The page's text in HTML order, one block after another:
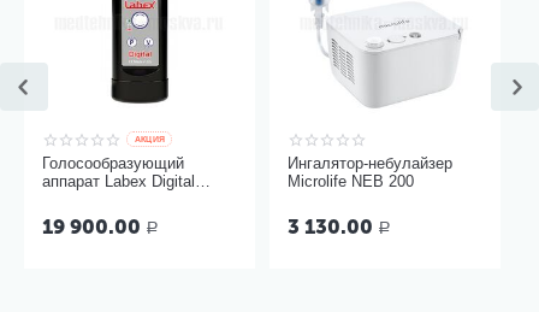
AКЦИЯ
Голосообразующий
аппарат Labex Digital
корпус
19 900.00 Р
Ингалятор-небулайзер
Microlife NEB 200
3 130.00 Р